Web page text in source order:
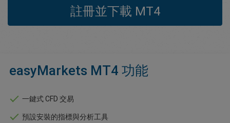
註冊並下載 MT4
easyMarkets MT4 功能
一鍵式 CFD 交易
預設安裝的指標與分析工具